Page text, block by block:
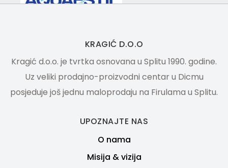
KRAGIĆ D.O.O
Kragić d.o.o. je tvrtka osnovana u Splitu 1990. godine.
Uz veliki prodajno-proizvodni centar u Dicmu
posjeduje još jednu maloprodaju na Firulama u Splitu.
UPOZNAJTE NAS
O nama
Misija & vizija